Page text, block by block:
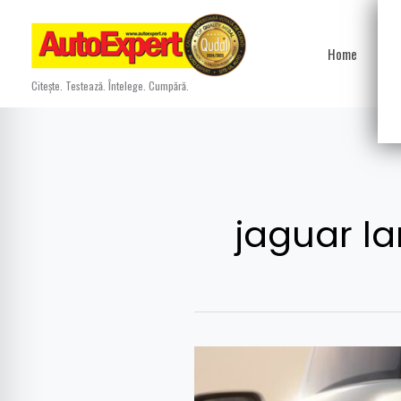
content
Citește. Testează. Întelege. Cumpără.
Home
jaguar